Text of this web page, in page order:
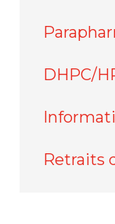
DHPC/
Retraits